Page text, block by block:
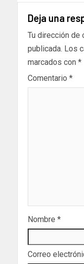
Deja una
Tu dirección de
publicada. Los
marcados con *
Comentario *
Nombre *
Correo